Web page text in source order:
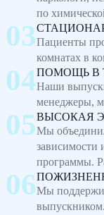
по
Пациенты
комнатах в
ПОМОЩЬ В
Наши
менеджеры,
ВЫСОКАЯ
Мы
зависимости
программы.
Мы